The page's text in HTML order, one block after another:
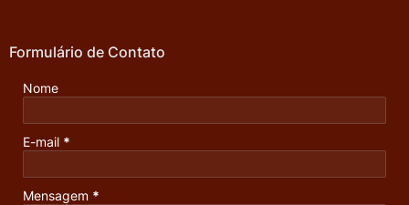
Formulário de Contato
Nome
E-mail *
Mensagem *